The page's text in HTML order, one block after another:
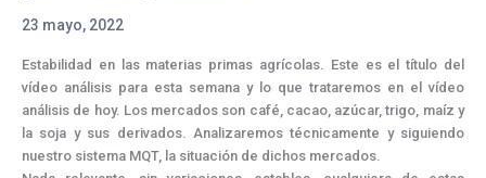
23 mayo, 2022
Estabilidad en las materias primas agrícolas. Este es el título del
vídeo análisis para esta semana y lo que trataremos en el vídeo
análisis de hoy. Los mercados son café, cacao, azúcar, trigo, maíz y
la soja y sus derivados. Analizaremos técnicamente y siguiendo
nuestro sistema MQT, la situación de dichos mercados.